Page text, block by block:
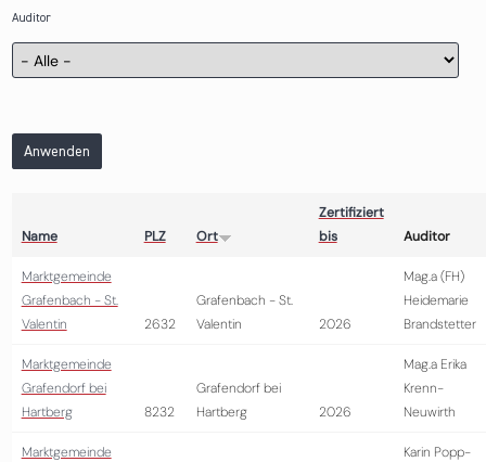
Auditor
Anwenden
Name PLZ Ort
Zertifiziert
bis
Auditor
Marktgemeinde
Grafenbach - St.
Valentin
2632
Grafenbach - St.
Valentin
2026
Mag.a (FH)
Heidemarie
Brandstetter
Marktgemeinde
Grafendorf bei
Hartberg
8232
Grafendorf bei
Hartberg
2026
Mag.a Erika
Krenn-
Neuwirth
Marktgemeinde
Karin Popp-